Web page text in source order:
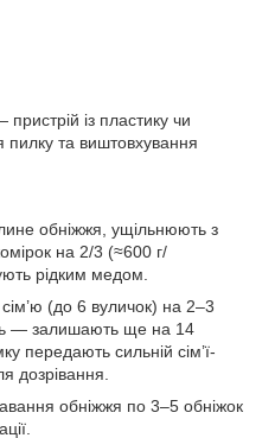
пристрій із пластику чи
пилку та виштовхування
обніжжя, ущільнюють з
на 2/3 (≈600 г/
рідким медом.
(до 6 вуличок) на 2–3
— залишають ще на 14
передають сильній сім’ї-
дозрівання.
обніжжя по 3–5 обніжок